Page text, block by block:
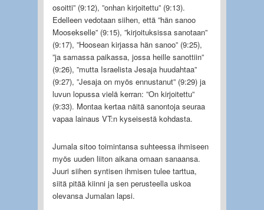
osoitti” (9:12), ”onhan kirjoitettu” (9:13).
Edelleen vedotaan siihen, että ”hän sanoo
Moosekselle” (9:15), ”kirjoituksissa sanotaan”
(9:17), ”Hoosean kirjassa hän sanoo” (9:25),
”ja samassa paikassa, jossa heille sanottiin”
(9:26), ”mutta Israelista Jesaja huudahtaa”
(9:27), ”Jesaja on myös ennustanut” (9:29) ja
luvun lopussa vielä kerran: ”On kirjoitettu”
(9:33). Montaa kertaa näitä sanontoja seuraa
vapaa lainaus VT:n kyseisestä kohdasta.
Jumala sitoo toimintansa suhteessa ihmiseen
myös uuden liiton aikana omaan sanaansa.
Juuri siihen syntisen ihmisen tulee tarttua,
siitä pitää kiinni ja sen perusteella uskoa
olevansa Jumalan lapsi.